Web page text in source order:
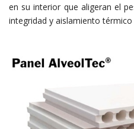
en su interior que aligeran el
integridad y aislamiento